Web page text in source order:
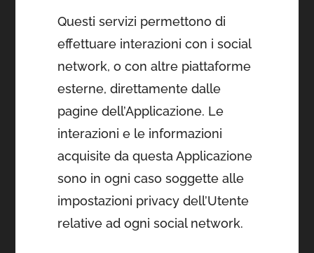
Questi servizi permettono di
effettuare interazioni con i social
network, o con altre piattaforme
esterne, direttamente dalle
pagine dell’Applicazione. Le
interazioni e le informazioni
acquisite da questa Applicazione
sono in ogni caso soggette alle
impostazioni privacy dell’Utente
relative ad ogni social network.